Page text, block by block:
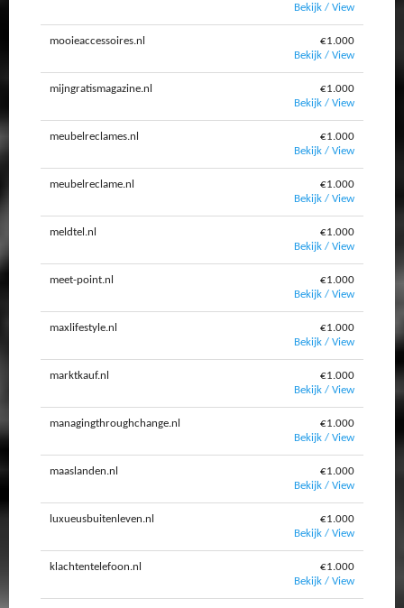
Bekijk / View
mooieaccessoires.nl
€1.000
Bekijk / View
mijngratismagazine.nl
€1.000
Bekijk / View
meubelreclames.nl
€1.000
Bekijk / View
meubelreclame.nl
€1.000
Bekijk / View
meldtel.nl
€1.000
Bekijk / View
meet-point.nl
€1.000
Bekijk / View
maxlifestyle.nl
€1.000
Bekijk / View
marktkauf.nl
€1.000
Bekijk / View
managingthroughchange.nl
€1.000
Bekijk / View
maaslanden.nl
€1.000
Bekijk / View
luxueusbuitenleven.nl
€1.000
Bekijk / View
klachtentelefoon.nl
€1.000
Bekijk / View